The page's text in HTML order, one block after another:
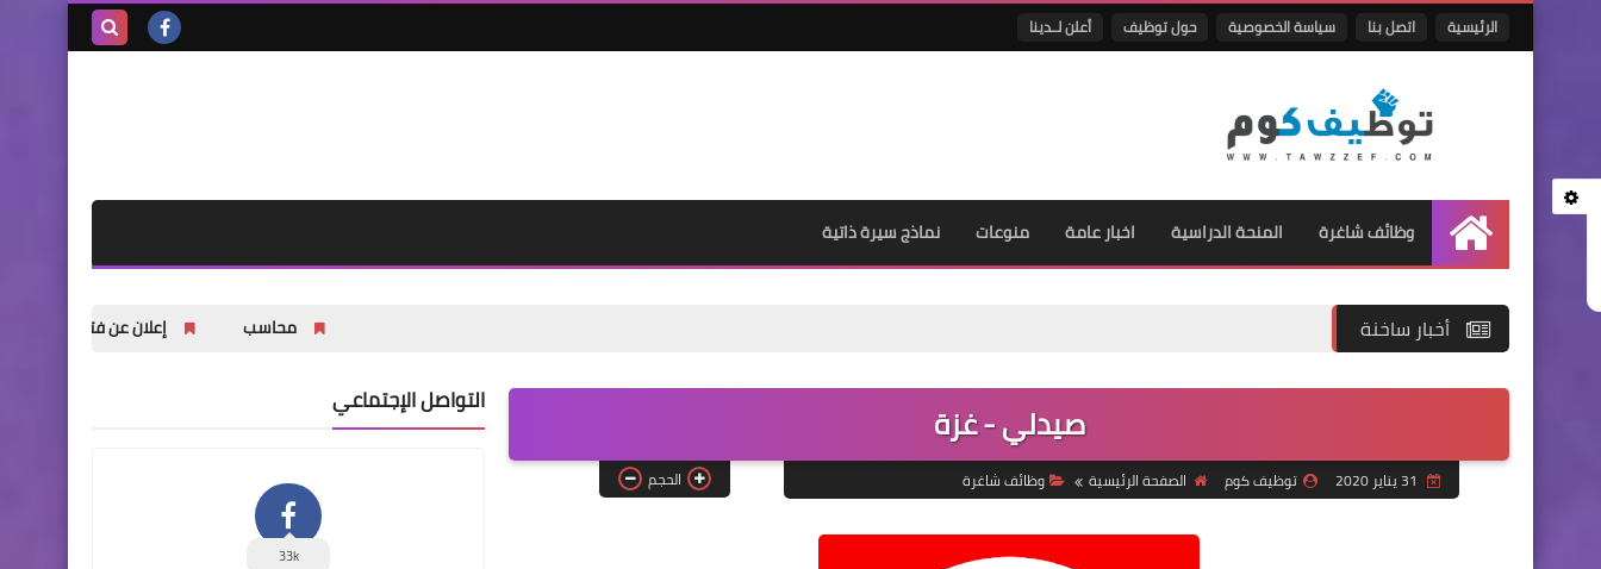
الرئيسية اتصل بنا سياسة الخصوصية حول توظيف أعلن لــدينا
الرئيسية
وظائف شاغرة المنحة الدراسية اخبار عامة منوعات نماذج سيرة ذاتية
أخبار ساخنة إعلان عن فتح باب التسجيل للشباب
صيدلي - غزة
توظيف كوم الصفحة الرئيسية وظائف شاغرة الحجم
التواصل الإجتماعي
33k